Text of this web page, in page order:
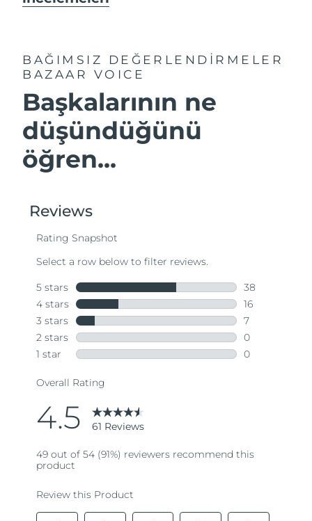
BAĞIMSIZ DEĞERLENDİRMELER
BAZAAR VOICE
Başkalarının ne
düşündüğünü
öğren...